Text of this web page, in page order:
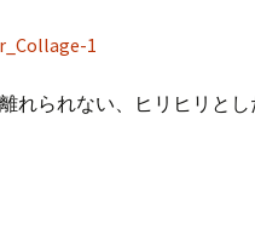
れられない、ヒリヒリとし